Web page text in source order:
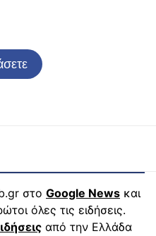
στο Google News και
όλες τις ειδήσεις.
από την Ελλάδα